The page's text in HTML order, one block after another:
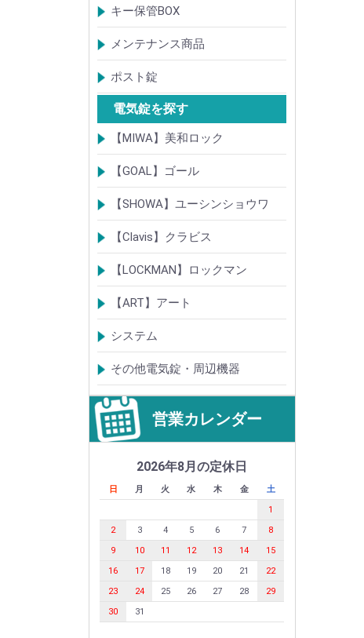
【ALPHA】アルファ
【ABUS】アバス
その他
キー保管BOX
大型キーBOX
小型キーBOX
メンテナンス商品
鍵の潤滑剤
サッシ調整ツール
ポスト錠
【Tajima(MET)】
【DAIKEN】
【コーワソニア】
【キョーワナスタ】
【リンタツ】
その他
電気錠を探す
【MIWA】美和ロック
電気錠・電気ストライク
通電金具
制御器・操作器
電材・その他
BANシリーズ
非接触キー・IDカード
Raccessシリーズ
ノンタッチシリーズ
iELシリーズ
FKL・FeliCa・MIFARE
キースイッチ
補修品・代替品
【GOAL】ゴール
電気錠
通電金具
電気錠システム製品
キースイッチ
【SHOWA】ユーシンショウワ
電気錠・電気ストライク
電気錠システム製品
キースイッチ
【Clavis】クラビス
電気錠
電気錠システム製品
Tebra(ハンズフリー)
キースイッチ
【LOCKMAN】ロックマン
電磁式電気錠
電磁錠取付ブラケット
電気錠システム製品
【ART】アート
電気錠システム
入退管理システム
システム
テンキーシステム
静脈認証システム
ICカード認証システム
その他電気錠・周辺機器
営業カレンダー
2026年8月の定休日
日 月 火 水 木 金
土
1
2
3 4 5 6 7
8
9
10 11 12 13 14
15
16
17 18 19 20 21
22
23
24 25 26 27 28
29
30
31